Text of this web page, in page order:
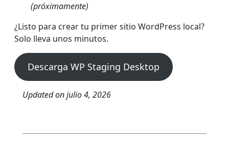
(próximamente)
¿Listo para crear tu primer sitio WordPress local?
Solo lleva unos minutos.
Descarga WP Staging Desktop
Updated onjulio 4, 2026